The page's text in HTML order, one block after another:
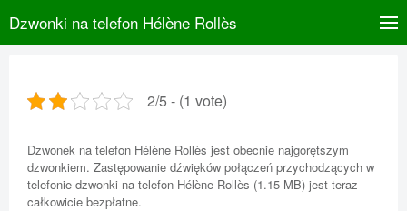
Dzwonki na telefon Hélène Rollès
2/5 - (1 vote)
Dzwonek na telefon Hélène Rollès jest obecnie najgorętszym
dzwonkiem. Zastępowanie dźwięków połączeń przychodzących w
telefonie dzwonki na telefon Hélène Rollès (1.15 MB) jest teraz
całkowicie bezpłatne.